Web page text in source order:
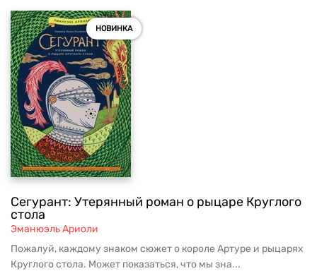
НОВИНКА
Сегурант: Утерянный роман о рыцаре Круглого
стола
Эманюэль Ариоли
Пожалуй, каждому знаком сюжет о короле Артуре и рыцарях
Круглого стола. Может показаться, что мы зна...